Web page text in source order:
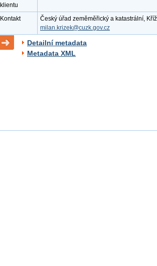
klientu
Kontakt
Český úřad zeměměřický a katastrální,
milan.krizek@cuzk.gov.cz
Detailní metadata
Metadata XML